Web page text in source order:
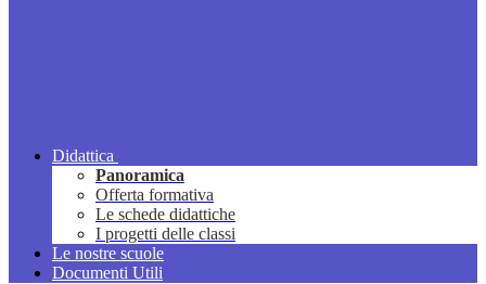
Didattica
Panoramica
Offerta formativa
Le schede didattiche
I progetti delle classi
Le nostre scuole
Documenti Utili